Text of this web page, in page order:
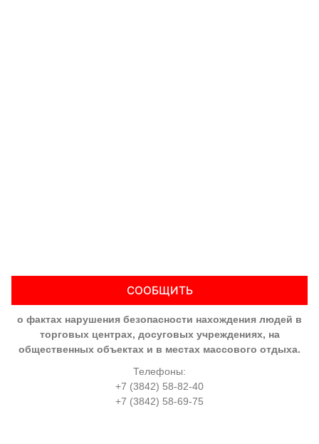
СООБЩИТЬ
о фактах нарушения безопасности нахождения людей в
торговых центрах, досуговых учреждениях, на
общественных объектах и в местах массового отдыха.
Телефоны:
+7 (3842) 58-82-40
+7 (3842) 58-69-75